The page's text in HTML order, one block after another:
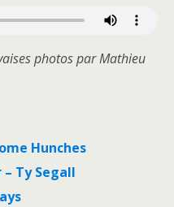
photos par Mathieu
Hunches
Ty Segall